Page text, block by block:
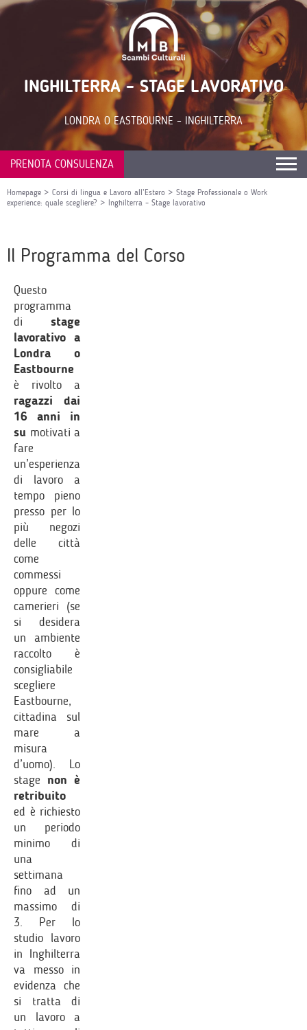
INGHILTERRA – STAGE LAVORATIVO
LONDRA O EASTBOURNE – INGHILTERRA
PRENOTA CONSULENZA
Homepage > Corsi di lingua e Lavoro all’Estero > Stage Professionale o Work
experience: quale scegliere? > Inghilterra – Stage lavorativo
Il Programma del Corso
Questo
programma
di stage
lavorativo a
Londra o
Eastbourne
è rivolto a
ragazzi dai
16 anni in
su motivati a
fare
un’esperienza
di lavoro a
tempo pieno
presso per lo
più negozi
delle città
come
commessi
oppure come
camerieri (se
si desidera
un ambiente
raccolto è
consigliabile
scegliere
Eastbourne,
cittadina sul
mare a
misura
d’uomo). Lo
stage non è
retribuito
ed è richiesto
un periodo
minimo di
una
settimana
fino ad un
massimo di
3. Per lo
studio lavoro
in Inghilterra
va messo in
evidenza che
si tratta di
un lavoro a